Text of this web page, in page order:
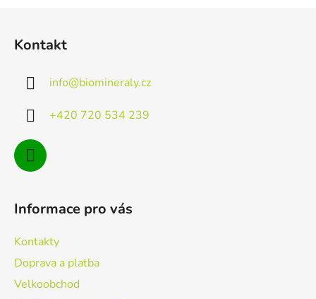
Kontakt
info@biomineraly.cz
+420 720 534 239
Informace pro vás
Kontakty
Doprava a platba
Velkoobchod